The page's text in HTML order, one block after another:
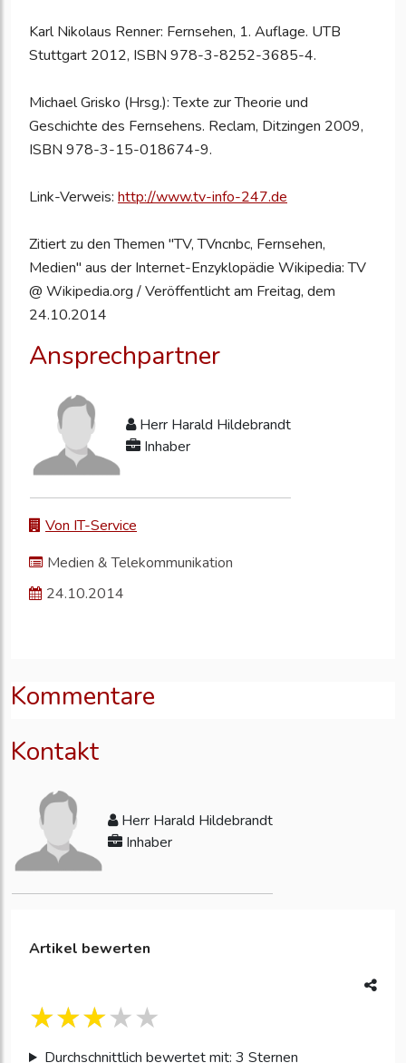
Karl Nikolaus Renner: Fernsehen, 1. Auflage. UTB
Stuttgart 2012, ISBN 978-3-8252-3685-4.
Michael Grisko (Hrsg.): Texte zur Theorie und
Geschichte des Fernsehens. Reclam, Ditzingen 2009,
ISBN 978-3-15-018674-9.
Link-Verweis: http://www.tv-info-247.de
Zitiert zu den Themen "TV, TVncnbc, Fernsehen,
Medien" aus der Internet-Enzyklopädie Wikipedia: TV
@ Wikipedia.org / Veröffentlicht am Freitag, dem
24.10.2014
Ansprechpartner
Herr Harald Hildebrandt
Inhaber
Von IT-Service
Medien & Telekommunikation
24.10.2014
Kommentare
Kontakt
Herr Harald Hildebrandt
Inhaber
Artikel bewerten
Durchschnittlich bewertet mit: 3 Sternen